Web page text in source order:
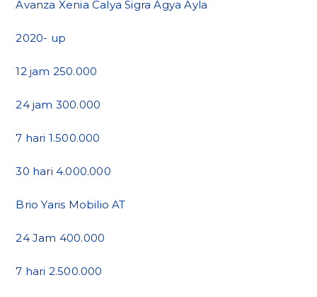
Avanza Xenia Calya Sigra Agya Ayla
2020- up
12 jam 250.000
24 jam 300.000
7 hari 1.500.000
30 hari 4.000.000
Brio Yaris Mobilio AT
24 Jam 400.000
7 hari 2.500.000